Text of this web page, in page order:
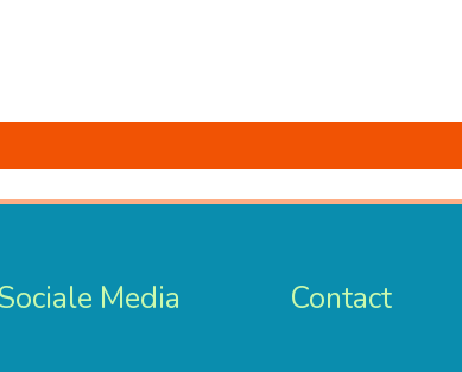
Sociale Media Contact